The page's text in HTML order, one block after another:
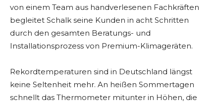
von einem Team aus handverlesenen Fachkräften
begleitet Schalk seine Kunden in acht Schritten
durch den gesamten Beratungs- und
Installationsprozess von Premium-Klimageräten.
Rekordtemperaturen sind in Deutschland längst
keine Seltenheit mehr. An heißen Sommertagen
schnellt das Thermometer mitunter in Höhen, die